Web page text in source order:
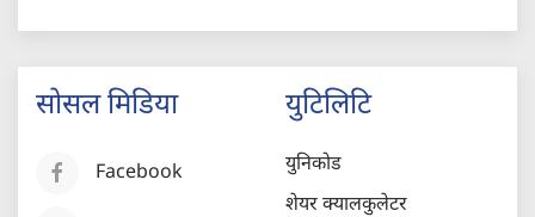
सोसल मिडिया
Facebook
युटिलिटि
युनिकोड
शेयर क्यालकुलेटर